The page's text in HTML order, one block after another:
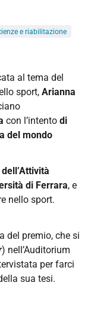
e riabilitazione
al tema del
sport, Arianna
con l’intento di
del mondo
di Ferrara, e
nello sport.
del premio, che si
) nell’Auditorium
per farci
sua tesi.